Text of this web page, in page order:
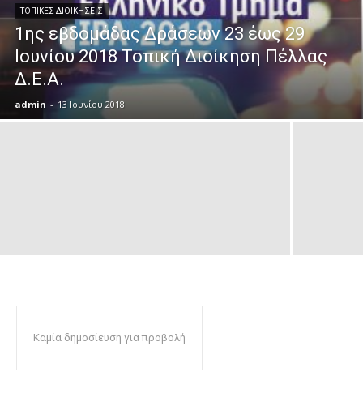
ΤΟΠΙΚΈΣ ΔΙΟΙΚΉΣΕΙΣ
1ης εβδομάδας Δράσεων 23 έως 29
Ιουνίου 2018 Τοπική Διοίκηση Πέλλας
Δ.Ε.Α.
admin - 13 Ιουνίου 2018
Καμία δημοσίευση για προβολή